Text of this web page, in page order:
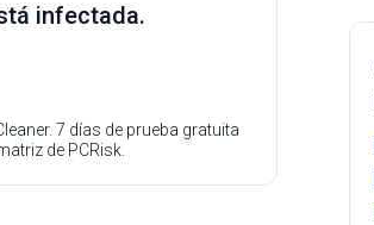
infectada.
7 días de prueba gratuita
de PCRisk.